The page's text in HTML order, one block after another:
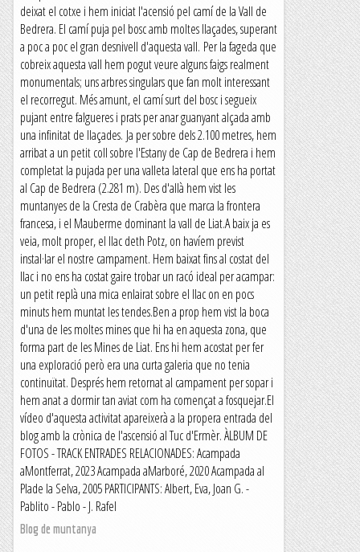
deixat el cotxe i hem iniciat l'acensió pel camí de la Vall de
Bedrera. El camí puja pel bosc amb moltes llaçades, superant
a poc a poc el gran desnivell d'aquesta vall. Per la fageda que
cobreix aquesta vall hem pogut veure alguns faigs realment
monumentals; uns arbres singulars que fan molt interessant
el recorregut. Més amunt, el camí surt del bosc i segueix
pujant entre falgueres i prats per anar guanyant alçada amb
una infinitat de llaçades. Ja per sobre dels 2.100 metres, hem
arribat a un petit coll sobre l'Estany de Cap de Bedrera i hem
completat la pujada per una valleta lateral que ens ha portat
al Cap de Bedrera (2.281 m). Des d'allà hem vist les
muntanyes de la Cresta de Crabèra que marca la frontera
francesa, i el Mauberme dominant la vall de Liat.A baix ja es
veia, molt proper, el llac deth Potz, on havíem previst
instal·lar el nostre campament. Hem baixat fins al costat del
llac i no ens ha costat gaire trobar un racó ideal per acampar:
un petit replà una mica enlairat sobre el llac on en pocs
minuts hem muntat les tendes.Ben a prop hem vist la boca
d'una de les moltes mines que hi ha en aquesta zona, que
forma part de les Mines de Liat. Ens hi hem acostat per fer
una exploració però era una curta galeria que no tenia
continuïtat. Després hem retornat al campament per sopar i
hem anat a dormir tan aviat com ha començat a fosquejar.El
vídeo d'aquesta activitat apareixerà a la propera entrada del
blog amb la crònica de l'ascensió al Tuc d'Ermèr. ÀLBUM DE
FOTOS - TRACK ENTRADES RELACIONADES: Acampada
aMontferrat, 2023 Acampada aMarboré, 2020 Acampada al
Plade la Selva, 2005 PARTICIPANTS: Albert, Eva, Joan G. -
Pablito - Pablo - J. Rafel
Blog de muntanya